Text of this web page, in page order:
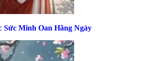
Sức Minh Oan Hằng Ngày